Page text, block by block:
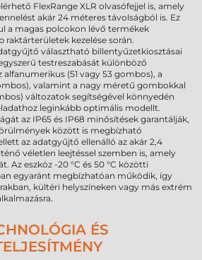
FlexRange XLR olvasófejjel is, amely
akár 24 méteres távolságból is. Ez
a magas polcokon lévő termékek
raktárterületek kezelése során.
választható billentyűzetkiosztásai
testreszabását különböző
(51 vagy 53 gombos), a
valamint a nagy méretű gombokkal
változatok segítségével könnyedén
leginkább optimális modellt.
az IP65 és IP68 minősítések garantálják,
között is megbízható
az adatgyűjtő ellenálló az akár 2,4
véletlen leejtéssel szemben is, amely
Az eszköz -20 °C és 50 °C közötti
egyaránt megbízhatóan működik, így
kültéri helyszíneken vagy más extrém
ÉS